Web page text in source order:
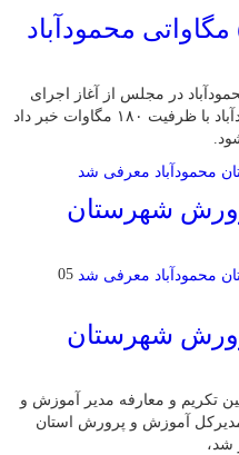
فاز نخست نیروگاه ۵۰۰ مگاواتی محمودآباد
در مجلس از آغاز اجرای
فاز نخست نیروگاه ۵۰۰ مگاواتی محمودآباد با ظرفیت ۱۸۰ مگاوات خبر داد
شهرستان
05
شهرستان
تکریم و معارفه مدیر آموزش و
آموزش و پرورش استان
شد،